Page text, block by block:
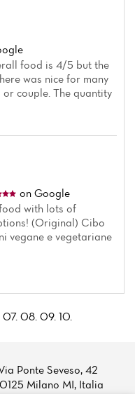
food is 4/5 but the
was nice for many
couple. The quantity
on Google
with lots of
(Original) Cibo
vegane e vegetariane
07. 08. 09. 10.
Ponte Seveso, 42
Milano MI, Italia